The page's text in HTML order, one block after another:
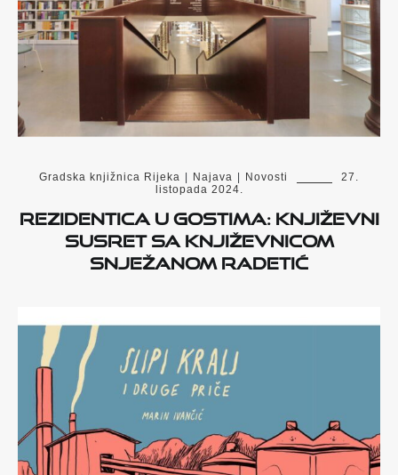
Gradska knjižnica Rijeka Najava Novosti
27.
listopada 2024.
Rezidentica u gostima: književni
susret sa književnicom
Snježanom Radetić